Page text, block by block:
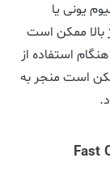
یونی یا
بالا ممکن است
استفاده از
است منجر به
Fast